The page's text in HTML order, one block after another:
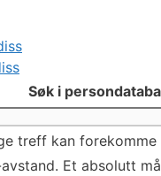
Søk i
treff kan
Et absolutt